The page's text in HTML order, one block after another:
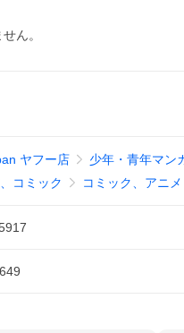
ん。
ヤフー店 少年・青年マン
コミック
コミック、アニメ